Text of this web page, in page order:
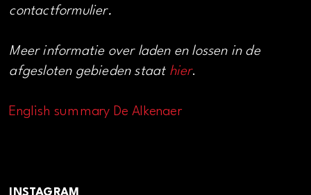
contactformulier.
Meer informatie over laden en lossen in de
afgesloten gebieden staat hier.
English summary De Alkenaer
INSTAGRAM